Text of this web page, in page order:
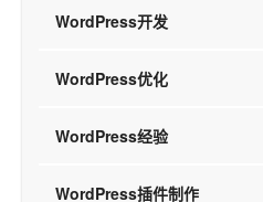
WordPress开发
WordPress优化
WordPress经验
WordPress插件制作